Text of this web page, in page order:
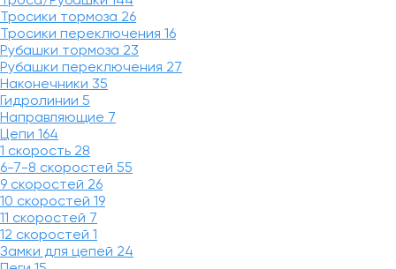
Тросики тормоза 26
Тросики переключения 16
Рубашки тормоза 23
Рубашки переключения 27
Наконечники 35
Гидролинии 5
Направляющие 7
Цепи 164
1 скорость 28
6-7-8 скоростей 55
9 скоростей 26
10 скоростей 19
11 скоростей 7
12 скоростей 1
Замки для цепей 24